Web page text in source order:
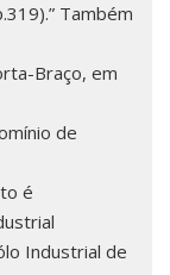
Também
Braço, em
de
é
Industrial de